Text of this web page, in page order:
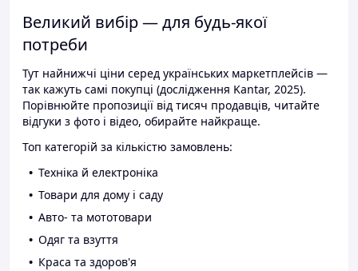
Великий вибір — для будь-якої
потреби
Тут найнижчі ціни серед українських маркетплейсів —
так кажуть самі покупці (дослідження Kantar, 2025).
Порівнюйте пропозиції від тисяч продавців, читайте
відгуки з фото і відео, обирайте найкраще.
Топ категорій за кількістю замовлень:
Техніка й електроніка
Товари для дому і саду
Авто- та мототовари
Одяг та взуття
Краса та здоров'я